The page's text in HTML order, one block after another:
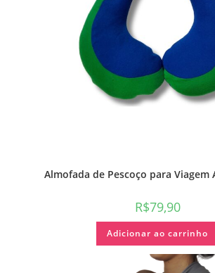
Almofada de Pescoço para Viagem
R$79,90
Adicionar ao carrinho